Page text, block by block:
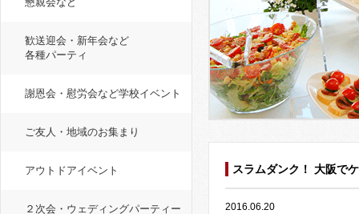
スラムダンク！ 大阪で
2016.06.20
歓送迎会・新年会など
各種パーティ
謝恩会・慰労会など学校イベント
ご友人・地域のお集まり
アウトドアイベント
２次会・ウェディングパーティー